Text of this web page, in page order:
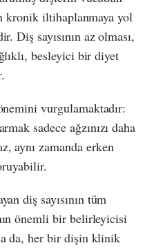
kronik iltihaplanmaya yol
Diş sayısının az olması,
besleyici bir diyet
vurgulamaktadır:
sadece ağzınızı daha
aynı zamanda erken
diş sayısının tüm
önemli bir belirleyicisi
da, her bir dişin klinik